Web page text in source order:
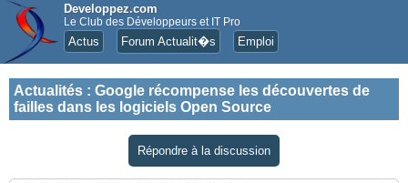
Developpez.com
Le Club des Développeurs et IT Pro
Actus Forum Actualit�s Emploi
Actualités : Google récompense les découvertes de
failles dans les logiciels Open Source
Répondre à la discussion